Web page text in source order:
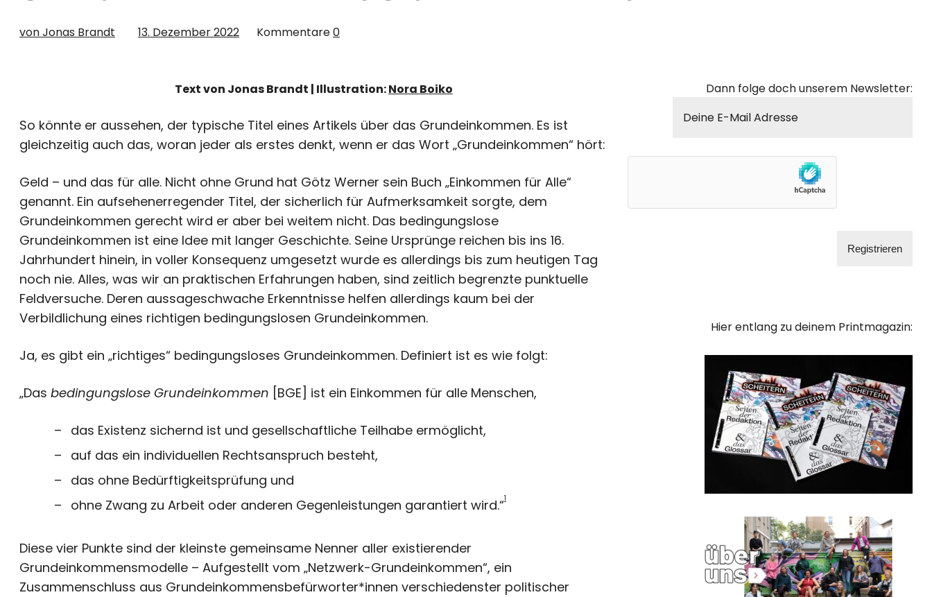
von Jonas Brandt 13. Dezember 2022 Kommentare0
Text von Jonas Brandt | Illustration:Nora Boiko
So könnte er aussehen, der typische Titel eines Artikels über das Grundeinkommen. Es ist
gleichzeitig auch das, woran jeder als erstes denkt, wenn er das Wort „Grundeinkommen“ hört:
Geld – und das für alle. Nicht ohne Grund hat Götz Werner sein Buch „Einkommen für Alle“
genannt. Ein aufsehenerregender Titel, der sicherlich für Aufmerksamkeit sorgte, dem
Grundeinkommen gerecht wird er aber bei weitem nicht. Das bedingungslose
Grundeinkommen ist eine Idee mit langer Geschichte. Seine Ursprünge reichen bis ins 16.
Jahrhundert hinein, in voller Konsequenz umgesetzt wurde es allerdings bis zum heutigen Tag
noch nie. Alles, was wir an praktischen Erfahrungen haben, sind zeitlich begrenzte punktuelle
Feldversuche. Deren aussageschwache Erkenntnisse helfen allerdings kaum bei der
Verbildlichung eines richtigen bedingungslosen Grundeinkommen.
Ja, es gibt ein „richtiges“ bedingungsloses Grundeinkommen. Definiert ist es wie folgt:
„Das bedingungslose Grundeinkommen [BGE] ist ein Einkommen für alle Menschen,
das Existenz sichernd ist und gesellschaftliche Teilhabe ermöglicht,
auf das ein individuellen Rechtsanspruch besteht,
das ohne Bedürftigkeitsprüfung und
ohne Zwang zu Arbeit oder anderen Gegenleistungen garantiert wird.“1
Diese vier Punkte sind der kleinste gemeinsame Nenner aller existierender
Grundeinkommensmodelle – Aufgestellt vom „Netzwerk-Grundeinkommen“, ein
Zusammenschluss aus Grundeinkommensbefürworter*innen verschiedenster politischer
Dann folge doch unserem Newsletter:
Hier entlang zu deinem Printmagazin: